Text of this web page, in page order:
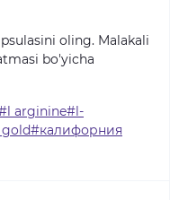
oling. Malakali
bo'yicha
arginine#l-
gold#калифорния